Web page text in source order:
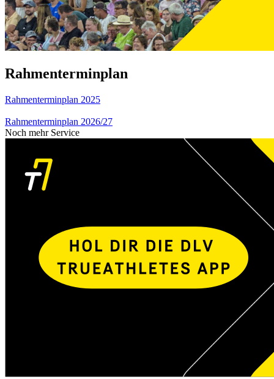
Rahmenterminplan
Rahmenterminplan 2025
Rahmenterminplan 2026/27
Noch mehr Service